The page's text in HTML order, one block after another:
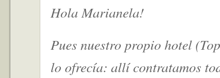
Hola Marianela!
Pues nuestro propio hotel
lo ofrecía: allí contratamos